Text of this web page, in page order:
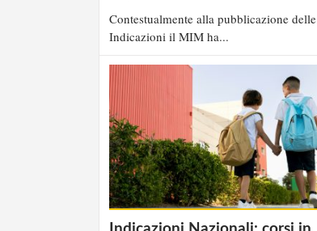
Contestualmente alla pubblicazione delle
Indicazioni il MIM ha...